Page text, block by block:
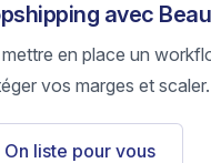
avec
mettre en place un
vos marges et scaler.
On liste pour vous